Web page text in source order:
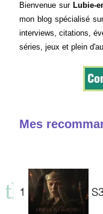
Bienvenue sur Lubie-
mon blog spécialisé
interviews, citations,
séries, jeux et plein
Mes
1